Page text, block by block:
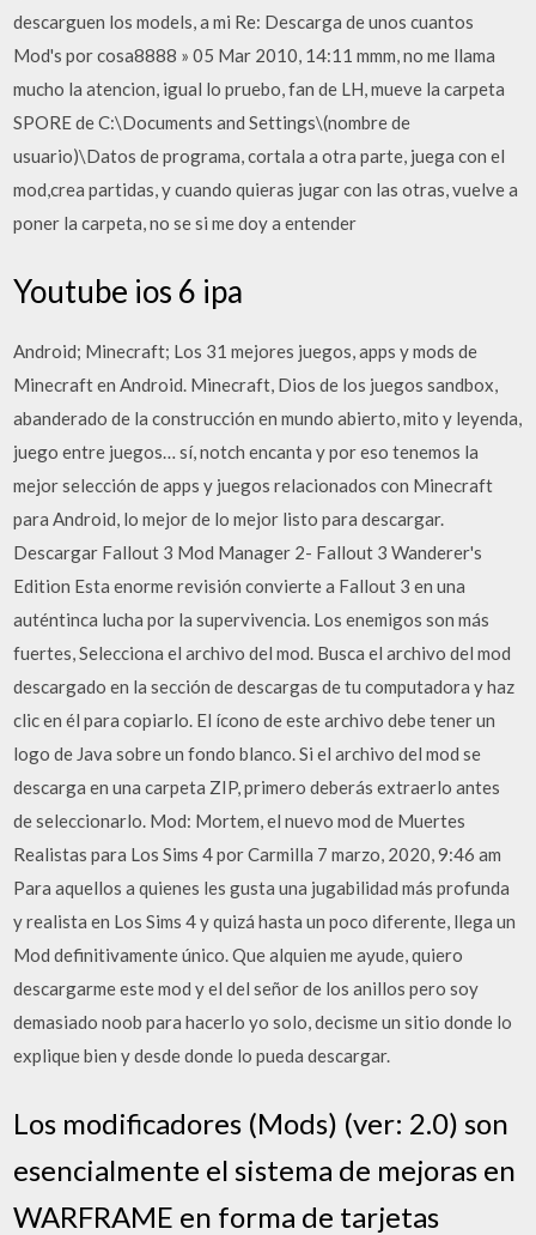
descarguen los models, a mi Re: Descarga de unos cuantos
Mod's por cosa8888 » 05 Mar 2010, 14:11 mmm, no me llama
mucho la atencion, igual lo pruebo, fan de LH, mueve la carpeta
SPORE de C:\Documents and Settings\(nombre de
usuario)\Datos de programa, cortala a otra parte, juega con el
mod,crea partidas, y cuando quieras jugar con las otras, vuelve a
poner la carpeta, no se si me doy a entender
Youtube ios 6 ipa
Android; Minecraft; Los 31 mejores juegos, apps y mods de
Minecraft en Android. Minecraft, Dios de los juegos sandbox,
abanderado de la construcción en mundo abierto, mito y leyenda,
juego entre juegos… sí, notch encanta y por eso tenemos la
mejor selección de apps y juegos relacionados con Minecraft
para Android, lo mejor de lo mejor listo para descargar.
Descargar Fallout 3 Mod Manager 2- Fallout 3 Wanderer's
Edition Esta enorme revisión convierte a Fallout 3 en una
auténtinca lucha por la supervivencia. Los enemigos son más
fuertes, Selecciona el archivo del mod. Busca el archivo del mod
descargado en la sección de descargas de tu computadora y haz
clic en él para copiarlo. El ícono de este archivo debe tener un
logo de Java sobre un fondo blanco. Si el archivo del mod se
descarga en una carpeta ZIP, primero deberás extraerlo antes
de seleccionarlo. Mod: Mortem, el nuevo mod de Muertes
Realistas para Los Sims 4 por Carmilla 7 marzo, 2020, 9:46 am
Para aquellos a quienes les gusta una jugabilidad más profunda
y realista en Los Sims 4 y quizá hasta un poco diferente, llega un
Mod definitivamente único. Que alquien me ayude, quiero
descargarme este mod y el del señor de los anillos pero soy
demasiado noob para hacerlo yo solo, decisme un sitio donde lo
explique bien y desde donde lo pueda descargar.
Los modificadores (Mods) (ver: 2.0) son
esencialmente el sistema de mejoras en
WARFRAME en forma de tarjetas